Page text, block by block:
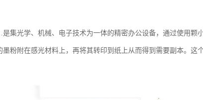
集光学、机械、电子技术为一体的精密办公设备，通过使用颗
粉附在感光材料上，再将其转印到纸上从而得到需要副本。这